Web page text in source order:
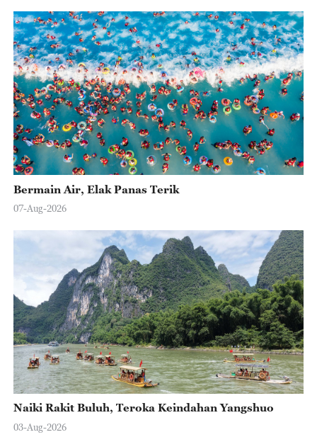
Bermain Air, Elak Panas Terik
07-Aug-2026
Naiki Rakit Buluh, Teroka Keindahan Yangshuo
03-Aug-2026